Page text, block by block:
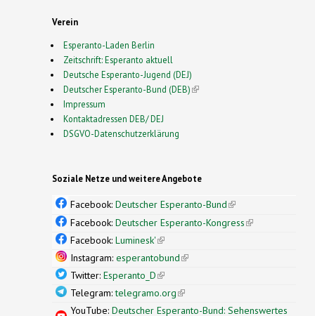
Verein
Esperanto-Laden Berlin
Zeitschrift: Esperanto aktuell
Deutsche Esperanto-Jugend (DEJ)
Deutscher Esperanto-Bund (DEB)(link is external)
Impressum
Kontaktadressen DEB/ DEJ
DSGVO-Datenschutzerklärung
Soziale Netze und weitere Angebote
Facebook: Deutscher Esperanto-Bund(link is
external)
Facebook: Deutscher Esperanto-Kongress(link is
Facebook: Luminesk'(link is external)
Instagram: esperantobund(link is external)
Twitter: Esperanto_D(link is external)
Telegram:telegramo.org(link is external)
YouTube: Deutscher Esperanto-Bund: Sehenswertes